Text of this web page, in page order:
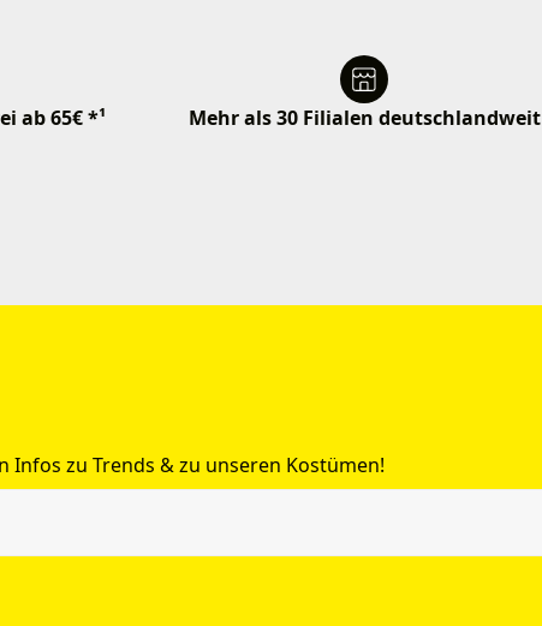
ab 65€ *¹ Mehr als 30 Filialen deutschlandweit
zu Trends & zu unseren Kostümen!